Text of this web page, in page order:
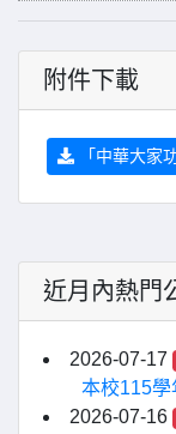
附件下載
「中華大家
近月內熱門
2026-07-17
本校115學
2026-07-16